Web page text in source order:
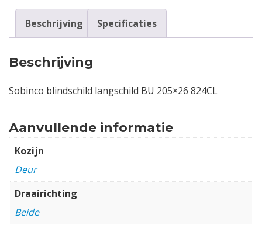
Beschrijving Specificaties
Beschrijving
Sobinco blindschild langschild BU 205×26 824CL
Aanvullende informatie
Kozijn
Deur
Draairichting
Beide